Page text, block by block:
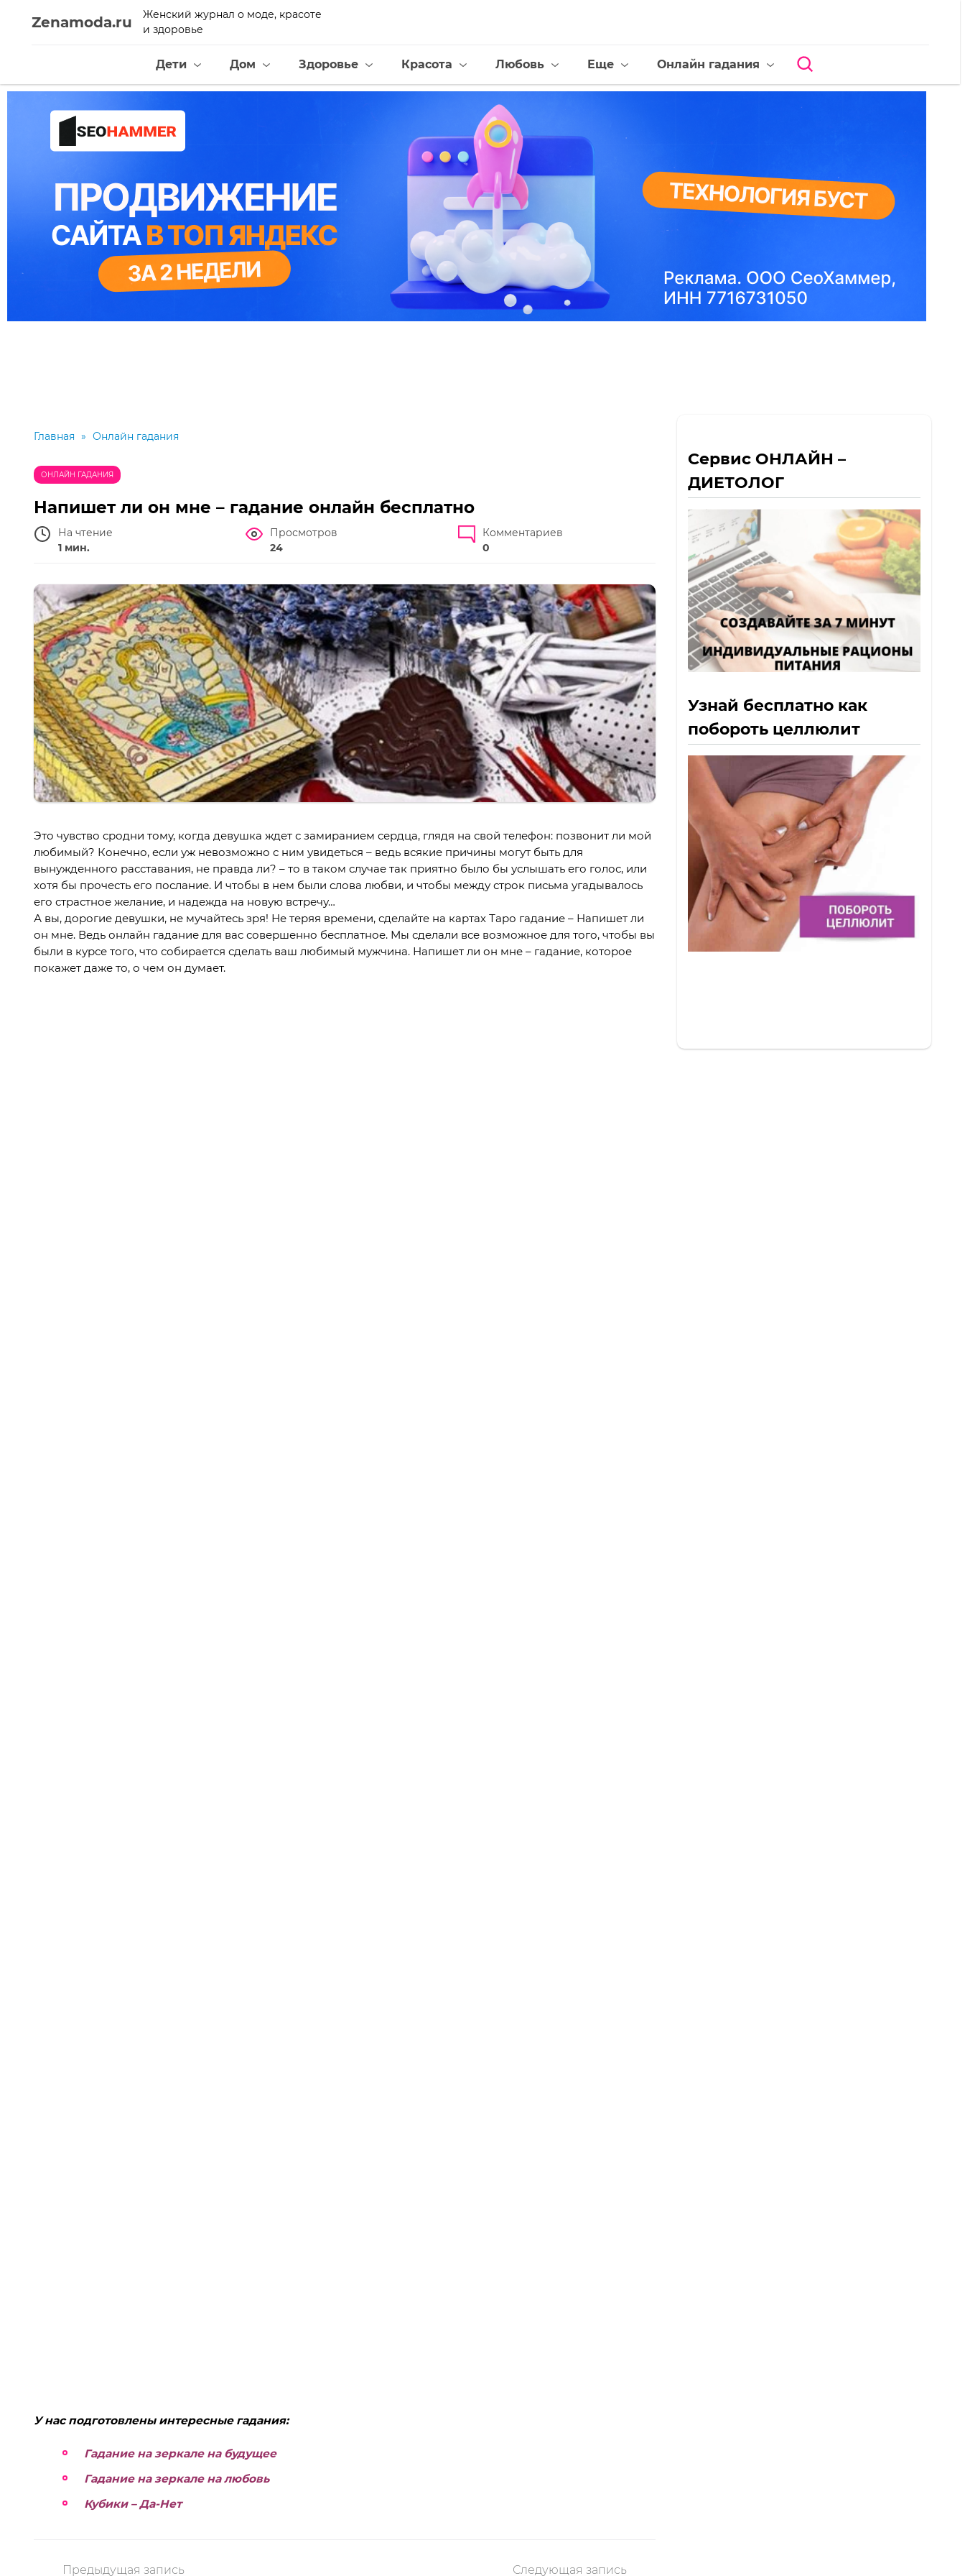
Zenamoda.ru
Женский журнал о моде, красоте
и здоровье
Дети Дом Здоровье Красота Любовь Еще Онлайн гадания
Главная » Онлайн гадания
ОНЛАЙН ГАДАНИЯ
Напишет ли он мне – гадание онлайн бесплатно
На чтение
1 мин.
Просмотров
24
Комментариев
0
Это чувство сродни тому, когда девушка ждет с замиранием сердца, глядя на свой телефон: позвонит ли мой
любимый? Конечно, если уж невозможно с ним увидеться – ведь всякие причины могут быть для
вынужденного расставания, не правда ли? – то в таком случае так приятно было бы услышать его голос, или
хотя бы прочесть его послание. И чтобы в нем были слова любви, и чтобы между строк письма угадывалось
его страстное желание, и надежда на новую встречу…
А вы, дорогие девушки, не мучайтесь зря! Не теряя времени, сделайте на картах Таро гадание – Напишет ли
он мне. Ведь онлайн гадание для вас совершенно бесплатное. Мы сделали все возможное для того, чтобы вы
были в курсе того, что собирается сделать ваш любимый мужчина. Напишет ли он мне – гадание, которое
покажет даже то, о чем он думает.
У нас подготовлены интересные гадания:
Гадание на зеркале на будущее
Гадание на зеркале на любовь
Кубики – Да-Нет
Предыдущая запись Следующая запись
Сервис ОНЛАЙН –
ДИЕТОЛОГ
Узнай бесплатно как
побороть целлюлит